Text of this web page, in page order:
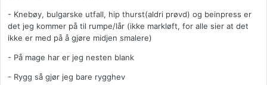
- Knebøy, bulgarske utfall, hip thurst(aldri prøvd) og beinpress er
det jeg kommer på til rumpe/lår (ikke markløft, for alle sier at det
ikke er med på å gjøre midjen smalere)
- På mage har er jeg nesten blank
- Rygg så gjør jeg bare rygghev